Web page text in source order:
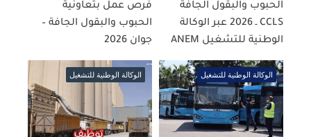
الحبوب والبقول الجافة
CCLS ـ 2026 عبر الوكالة
الوطنية للتشغيل ANEM
فرص عمل بتعاونية
الحبوب والبقول الجافة –
جوان 2026
الوكالة الوطنية للتشغيل الوكالة الوطنية للتشغيل